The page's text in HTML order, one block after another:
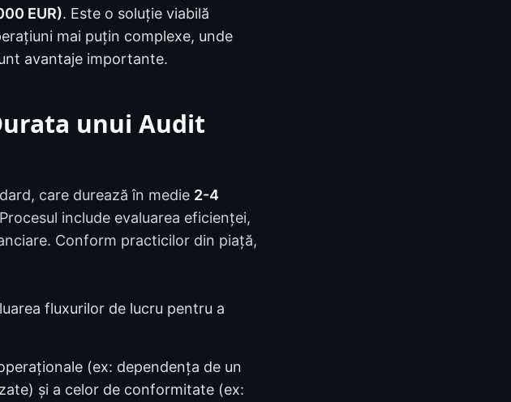
EUR). Este o soluție viabilă
mai puțin complexe, unde
avantaje importante.
unui Audit
care durează în medie 2-4
include evaluarea eficienței,
Conform practicilor din piață,
fluxurilor de lucru pentru a
(ex: dependența de un
și a celor de conformitate (ex: